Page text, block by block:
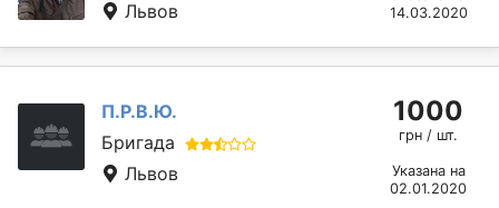
Львов
14.03.2020
П.Р.В.Ю.
Бригада
Львов
1000
грн / шт.
Указана на
02.01.2020